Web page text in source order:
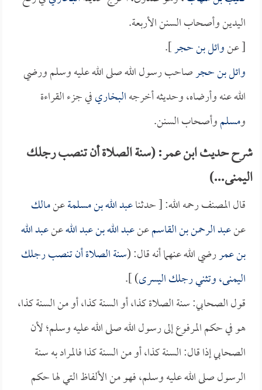
اليدين وأصحاب السنن الأربعة.
[ عنوائل بن حجر].
وائل بن حجرصاحب رسول الله صلى الله عليه وسلم ورضي
الله عنه وأرضاه، وحديثه أخرجهالبخاريفي جزء القراءة
ومسلموأصحاب السنن.
شرح حديث ابن عمر: (سنة الصلاة أن تنصب رجلك
اليمنى...)
قال المصنف رحمه الله: [ حدثناعبد الله بن مسلمةعنمالك
عنعبد الرحمن بن القاسمعنعبد الله بن عبد اللهعنعبد الله
بن عمررضي الله عنهما أنه قال: (سنة الصلاة أن تنصب رجلك
اليمنى، وتثني رجلك اليسرى) ].
قول الصحابي: سنة الصلاة كذا، أو السنة كذا، أو من السنة كذا،
هو في حكم المرفوع إلى رسول الله صلى الله عليه وسلم؛ لأن
الصحابي إذا قال: السنة كذا، أو من السنة كذا فالمراد به سنة
الرسول صلى الله عليه وسلم، فهو من الألفاظ التي لها حكم